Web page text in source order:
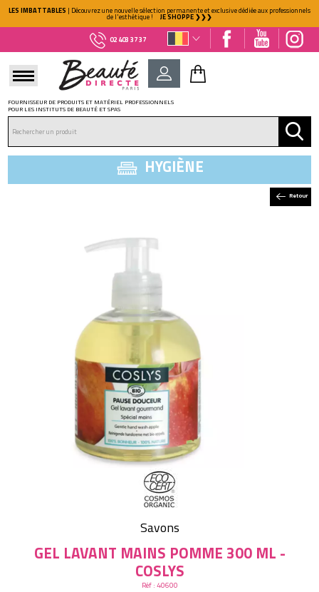
LES IMBATTABLES | Découvrez une nouvelle sélection permanente et exclusive dédiée aux professionnels
de l'esthétique ! JE SHOPPE ❯❯❯
02 403 37 37
NOUVEAU CLIENT ?
Créer mon compte
FOURNISSEUR DE PRODUITS ET MATÉRIEL PROFESSIONNELS
POUR LES INSTITUTS DE BEAUTÉ ET SPAS
Retour
HYGIÈNE
Savons
GEL LAVANT MAINS POMME 300 ML -
COSLYS
Réf :40600